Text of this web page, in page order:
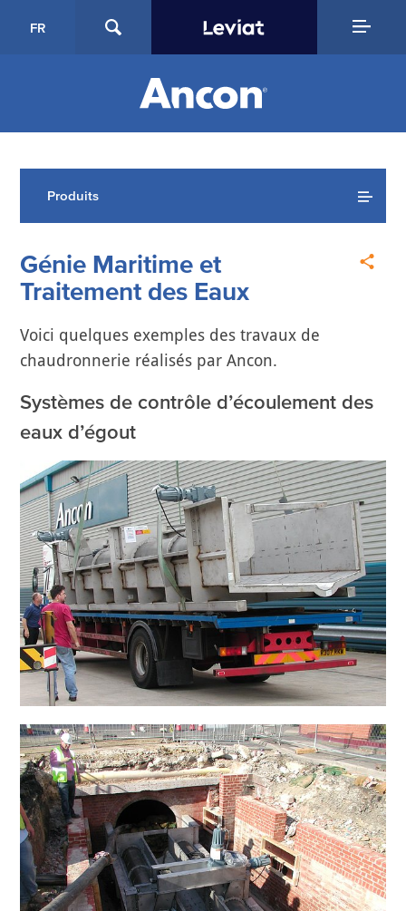
FR
Produits
Génie Maritime et
Traitement des Eaux
Voici quelques exemples des travaux de
chaudronnerie réalisés par Ancon.
Systèmes de contrôle d’écoulement des
eaux d’égout